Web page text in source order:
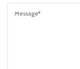
Message*